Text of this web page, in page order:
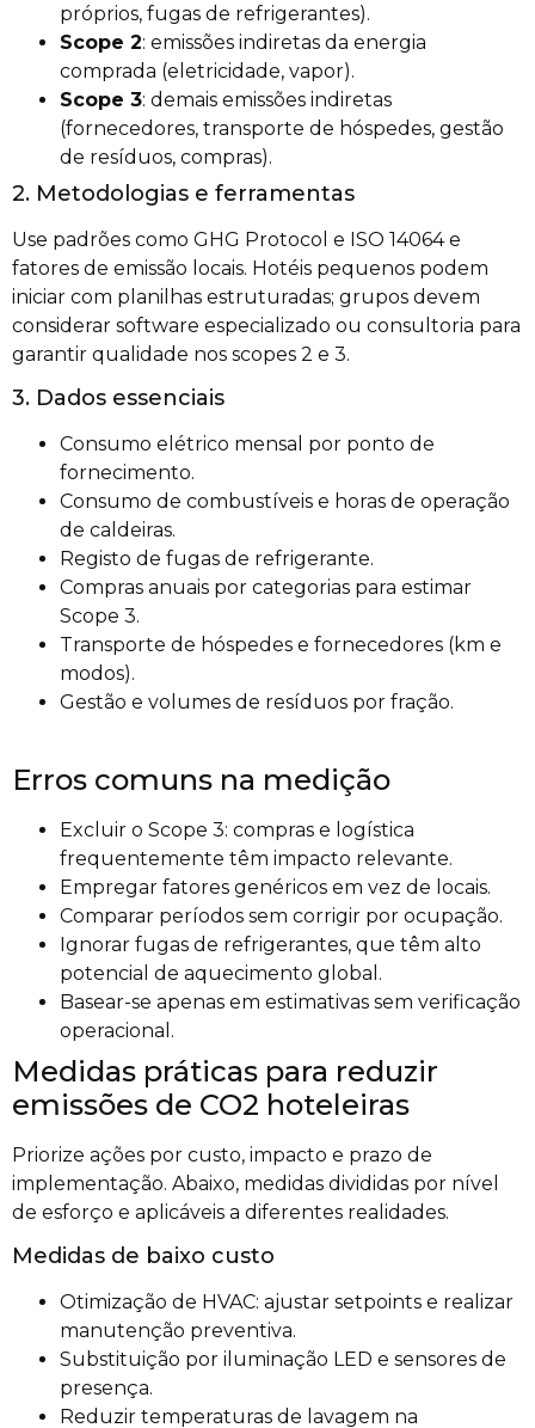
próprios, fugas de refrigerantes).
Scope 2: emissões indiretas da energia
comprada (eletricidade, vapor).
Scope 3: demais emissões indiretas
(fornecedores, transporte de hóspedes, gestão
de resíduos, compras).
2. Metodologias e ferramentas
Use padrões como GHG Protocol e ISO 14064 e
fatores de emissão locais. Hotéis pequenos podem
iniciar com planilhas estruturadas; grupos devem
considerar software especializado ou consultoria para
garantir qualidade nos scopes 2 e 3.
3. Dados essenciais
Consumo elétrico mensal por ponto de
fornecimento.
Consumo de combustíveis e horas de operação
de caldeiras.
Registo de fugas de refrigerante.
Compras anuais por categorias para estimar
Scope 3.
Transporte de hóspedes e fornecedores (km e
modos).
Gestão e volumes de resíduos por fração.
Erros comuns na medição
Excluir o Scope 3: compras e logística
frequentemente têm impacto relevante.
Empregar fatores genéricos em vez de locais.
Comparar períodos sem corrigir por ocupação.
Ignorar fugas de refrigerantes, que têm alto
potencial de aquecimento global.
Basear-se apenas em estimativas sem verificação
operacional.
Medidas práticas para reduzir
emissões de CO2 hoteleiras
Priorize ações por custo, impacto e prazo de
implementação. Abaixo, medidas divididas por nível
de esforço e aplicáveis a diferentes realidades.
Medidas de baixo custo
Otimização de HVAC: ajustar setpoints e realizar
manutenção preventiva.
Substituição por iluminação LED e sensores de
presença.
Reduzir temperaturas de lavagem na